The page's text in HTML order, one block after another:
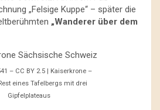
„Felsige Kuppe“ – später die
„Wanderer über dem
– CC BY 2.5 | Kaiserkrone –
eines Tafelbergs mit drei
Gipfelplateaus